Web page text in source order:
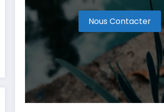
Nous Contacter